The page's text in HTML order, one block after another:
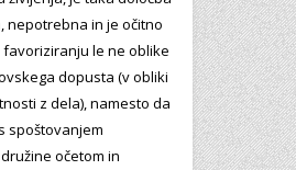
nepotrebna in je očitno
le ne oblike
dopusta (v obliki
z dela), namesto da
spoštovanjem
očetom in